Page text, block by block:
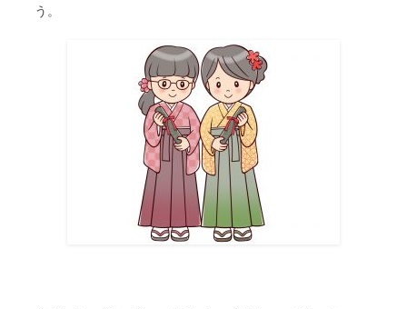
う。